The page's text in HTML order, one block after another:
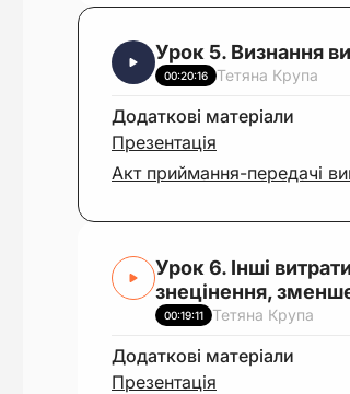
Урок 5. Визнання
00:20:16 Тетяна Крупа
Додаткові матеріали
Презентація
Акт приймання-передачі
Урок 6. Інші
знецінення,
00:19:11 Тетяна Крупа
Додаткові матеріали
Презентація